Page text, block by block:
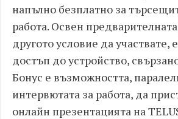
напълно безплатно за
работа. Освен
другото условие да участвате,
достъп до устройство,
Бонус е възможността,
интервютата за работа, да
онлайн презентацията на